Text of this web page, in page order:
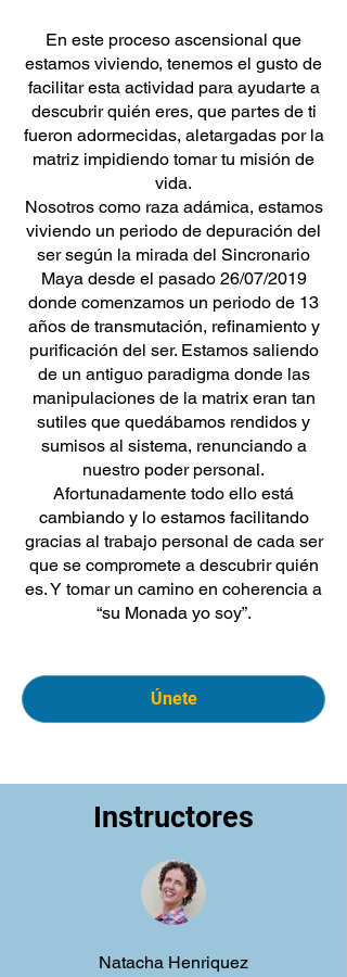
En este proceso ascensional que
estamos viviendo, tenemos el gusto de
facilitar esta actividad para ayudarte a
descubrir quién eres, que partes de ti
fueron adormecidas, aletargadas por la
matriz impidiendo tomar tu misión de
vida.
Nosotros como raza adámica, estamos
viviendo un periodo de depuración del
ser según la mirada del Sincronario
Maya desde el pasado 26/07/2019
donde comenzamos un periodo de 13
años de transmutación, refinamiento y
purificación del ser. Estamos saliendo
de un antiguo paradigma donde las
manipulaciones de la matrix eran tan
sutiles que quedábamos rendidos y
sumisos al sistema, renunciando a
nuestro poder personal.
Afortunadamente todo ello está
cambiando y lo estamos facilitando
gracias al trabajo personal de cada ser
que se compromete a descubrir quién
es. Y tomar un camino en coherencia a
“su Monada yo soy”.
Únete
Instructores
Natacha Henriquez